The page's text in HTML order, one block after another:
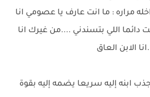
مراره : ما انت عارف يا عصومي انا
دائما اللي بتسندني ....من غيرك انا
الابن العاق
ابنه إليه سريعا يضمه إليه بقوة